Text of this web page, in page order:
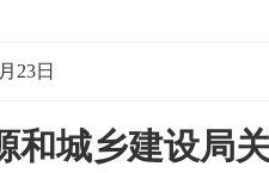
23日
和城乡建设局